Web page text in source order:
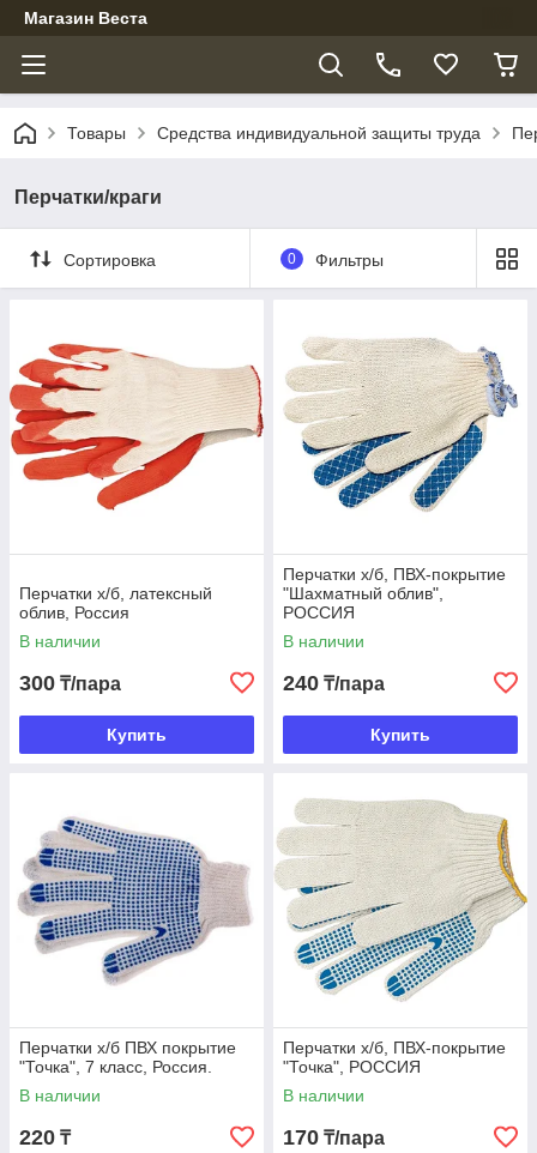
Магазин Веста
Товары Средства индивидуальной защиты труда
Перчатки/краги
Сортировка 0 Фильтры
Перчатки х/б, латексный
облив, Россия
В наличии
300 ₸/пара
Купить
Перчатки х/б, ПВХ-покрытие
"Шахматный облив",
РОССИЯ
В наличии
240 ₸/пара
Купить
Перчатки х/б ПВХ покрытие
"Точка", 7 класс, Россия.
В наличии
220 ₸
Перчатки х/б, ПВХ-покрытие
"Точка", РОССИЯ
В наличии
170 ₸/пара